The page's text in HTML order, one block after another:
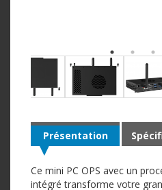
Présentation
Ce mini PC OPS avec un
intégré transforme votre